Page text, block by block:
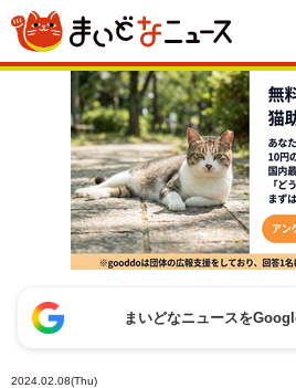
まいどなニュースを
2024.02.08(Thu)